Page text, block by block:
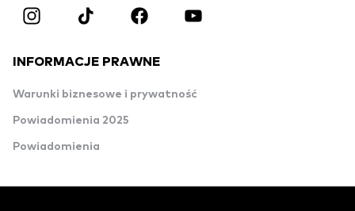
INFORMACJE PRAWNE
Warunki biznesowe i prywatność
Powiadomienia 2025
Powiadomienia